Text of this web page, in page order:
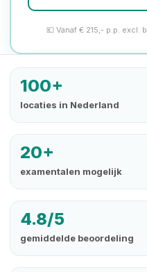
💶 Vanaf € 215,- p.p. excl.
100+
locaties in Nederland
20+
examentalen mogelijk
4.8/5
gemiddelde beoordeling